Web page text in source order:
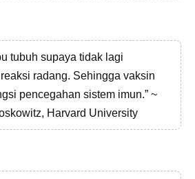
tubuh supaya tidak lagi
radang. Sehingga vaksin
pencegahan sistem imun.” ~
Harvard University